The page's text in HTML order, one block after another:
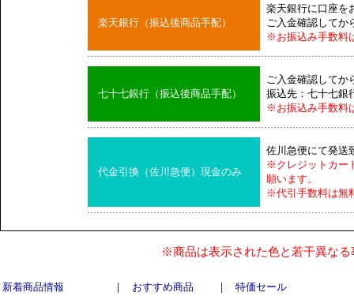
楽天銀行（振込後商品手配）
楽天銀行に口座を
ご入金確認してか
※お振込み手数料
七十七銀行（振込後商品手配）
ご入金確認してか
振込先：七十七銀
※お振込み手数料
代金引換（佐川急便）現金のみ
佐川急便にて発送
※クレジットカー
願います。
※代引手数料は無
※商品は表示された色と若干異な
新着商品情報 ｜ おすすめ商品 ｜ 特価セール